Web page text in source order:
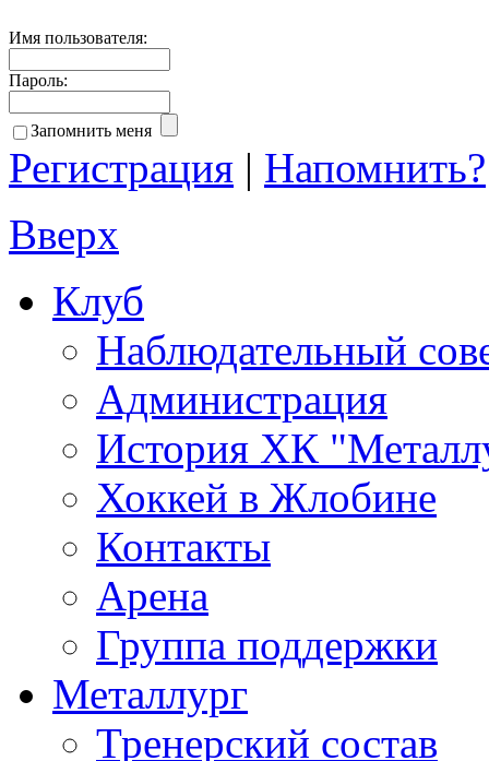
Имя пользователя:
Пароль:
Запомнить меня
Регистрация | Напомнить?
Вверх
Клуб
Наблюдательный
Администрация
История ХК
Хоккей в Жлобине
Контакты
Арена
Группа поддержки
Металлург
Тренерский состав